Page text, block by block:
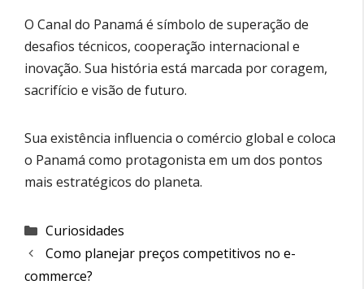
O Canal do Panamá é símbolo de superação de
desafios técnicos, cooperação internacional e
inovação. Sua história está marcada por coragem,
sacrifício e visão de futuro.
Sua existência influencia o comércio global e coloca
o Panamá como protagonista em um dos pontos
mais estratégicos do planeta.
Categorias
Curiosidades
Como planejar preços competitivos no e-
commerce?